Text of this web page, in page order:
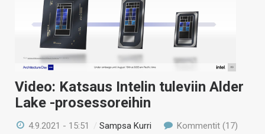
VAIHDA TEEMA
HAKU
Video: Katsaus Intelin tuleviin Alder
Lake -prosessoreihin
4.9.2021 - 15:51 /Sampsa Kurri Kommentit (17)